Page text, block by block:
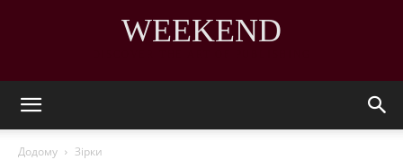
WEEKEND
Додому Зірки